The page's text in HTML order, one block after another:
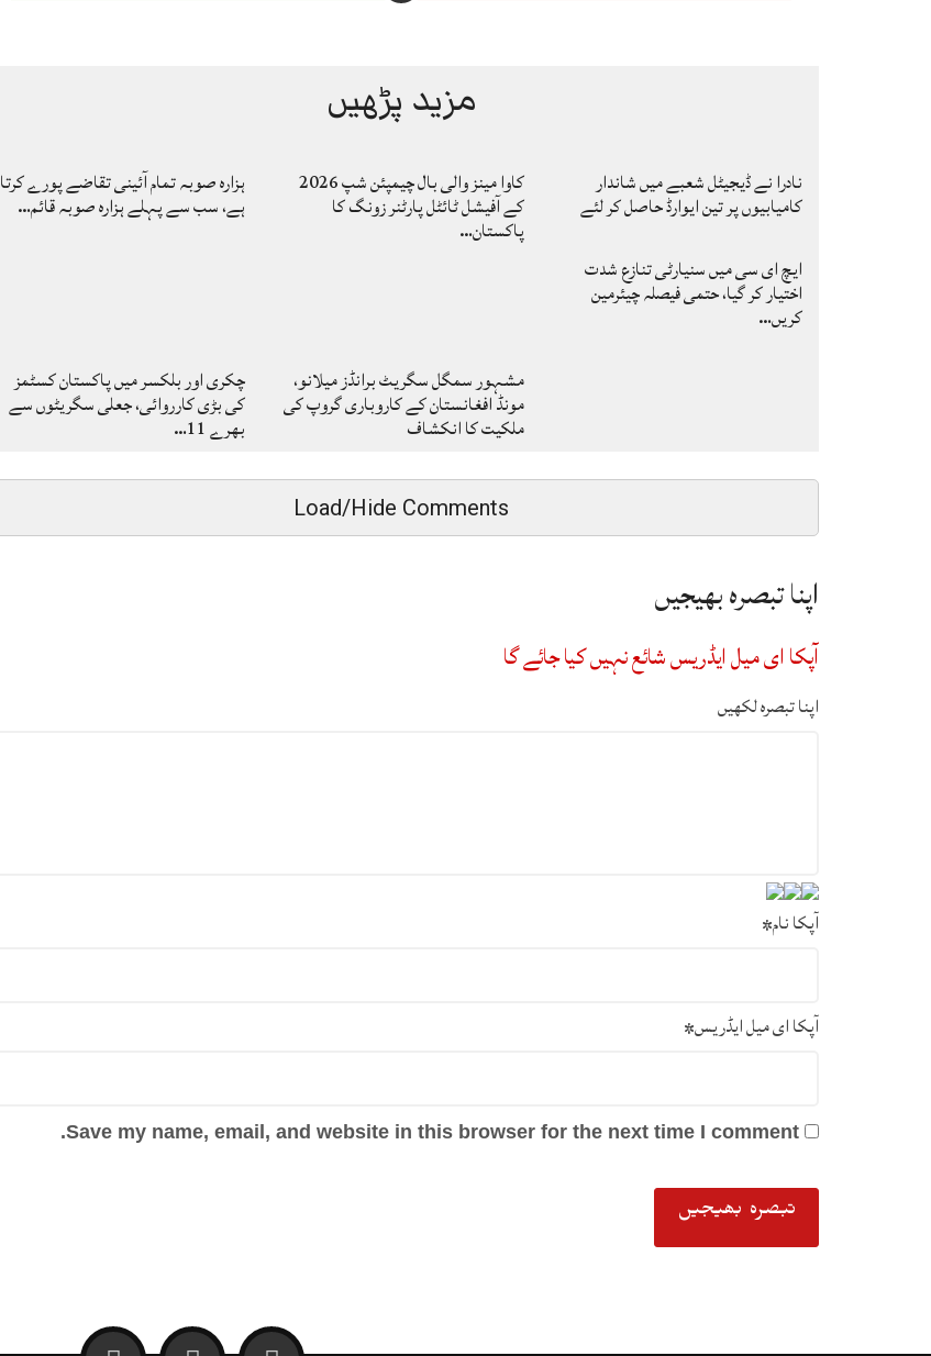
مزید پڑھیں
ہزارہ صوبہ تمام آئینی تقاضے پورے کرتا
ہے، سب سے پہلے ہزارہ صوبہ قائم…
کاوا مینز والی بال چیمپئن شپ 2026
کے آفیشل ٹائٹل پارٹنر زونگ کا
پاکستان…
نادرا نے ڈیجیٹل شعبے میں شاندار
کامیابیوں پر تین ایوارڈ حاصل کر لئے
ایچ ای سی میں سنیارٹی تنازع شدت
اختیار کر گیا، حتمی فیصلہ چیئرمین
کریں…
چکری اور بلکسر میں پاکستان کسٹمز
کی بڑی کارروائی، جعلی سگریٹوں سے
بھرے 11…
مشہور سمگل سگریٹ برانڈز میلانو،
مونڈ افغانستان کے کاروباری گروپ کی
ملکیت کا انکشاف
Load/Hide Comments
اپنا تبصرہ بھیجیں
آپکا ای میل ایڈریس شائع نہیں کیا جائے گا
اپنا تبصرہ لکھیں
آپکا نام*
آپکا ای میل ایڈریس*
Save my name, email, and website in this browser for the next time I comment.